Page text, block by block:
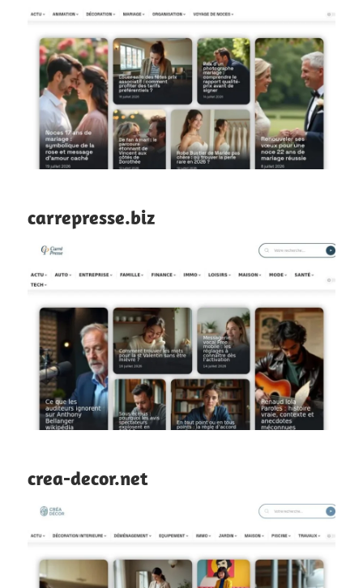
carrepresse.biz
crea-decor.net